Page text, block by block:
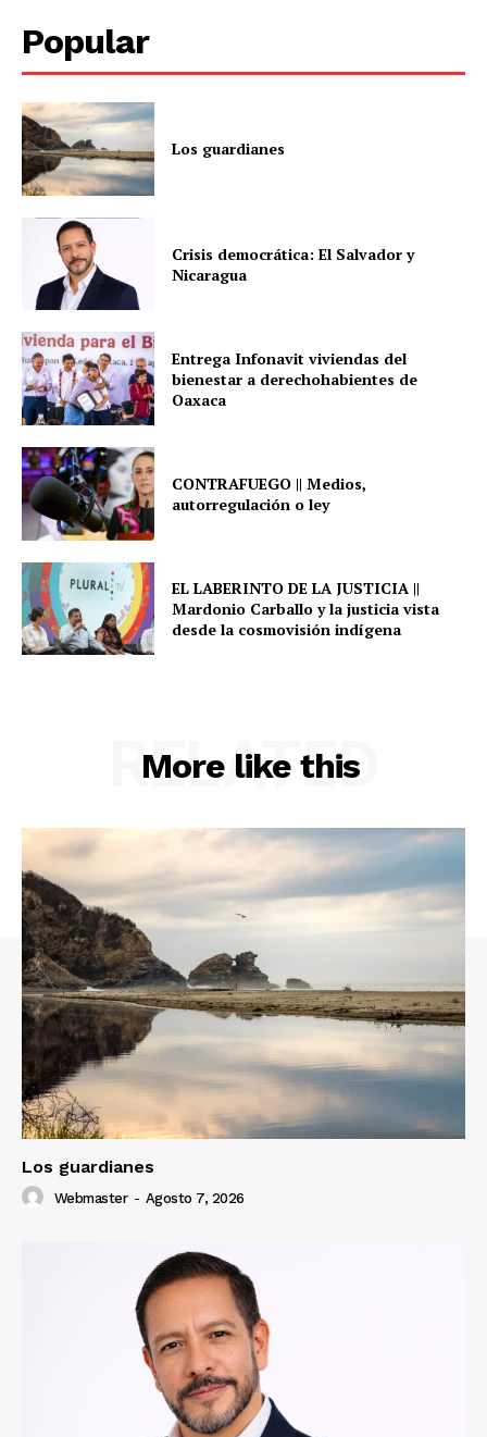
Popular
Los guardianes
Crisis democrática: El Salvador y
Nicaragua
Entrega Infonavit viviendas del
bienestar a derechohabientes de
Oaxaca
CONTRAFUEGO || Medios,
autorregulación o ley
EL LABERINTO DE LA JUSTICIA ||
Mardonio Carballo y la justicia vista
desde la cosmovisión indígena
More like this
RELATED
Los guardianes
Webmaster - Agosto 7, 2026